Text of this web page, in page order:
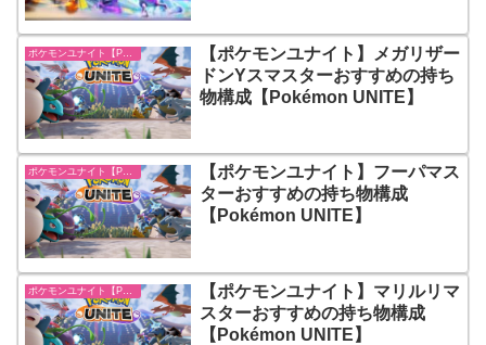
【ポケモンユナイト】メガリザー
ドンYスマスターおすすめの持ち
物構成【Pokémon UNITE】
ポケモンユナイト【Pokémon UNITE】
【ポケモンユナイト】フーパマス
ターおすすめの持ち物構成
【Pokémon UNITE】
【ポケモンユナイト】マリルリマ
スターおすすめの持ち物構成
【Pokémon UNITE】